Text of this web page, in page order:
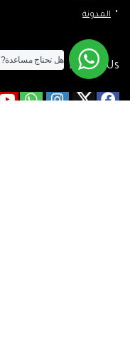
المدونة
Follow Us
هل تحتاج مساعدة?